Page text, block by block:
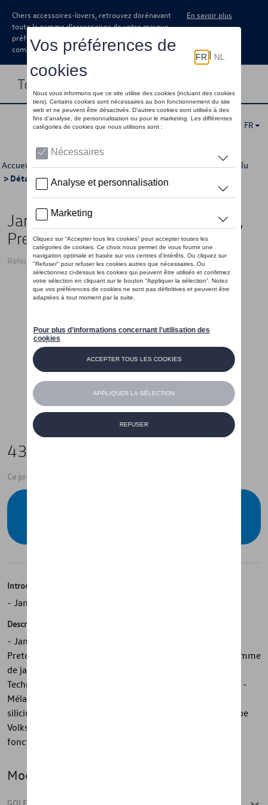
Chers accessoires-lovers, retrouvez dorénavant
toute la gamme d’accessoires de votre marque
préférée sous forme de catalogue à
commander auprès de votre concessionaire.
En savoir plus
Toggle navigation
FR
Accueil >Catalogue Volkswagen >Jantes et roues >Jantes alu
> Détail
Jante en alliage, 7.5J x 18 ET51,
Pretoria, gris galvano métallisé
Référence: 5G0071498A Z49
435,00 €
Ce produit n'est actuellement pas de stock
Introduction
- Jante alliage Volkswagen d'origine
Description
- Jante en alliage Volkswagen d'origine - 18 pouces - «
Pretoria » en gris galvano métallisé - Un design de la gamme
de jantes R-GmbH - Conception sportive des rayons -
Technique de moulage sophistiquée - Excellente finition -
Mélange premium d'aluminium, de magnésium et de
silicium - Conçu en conformément aux normes du groupe
Volkswagen - Pour un haut niveau de sécurité et de
fonctionnalité
Modèle(s)
GOLF